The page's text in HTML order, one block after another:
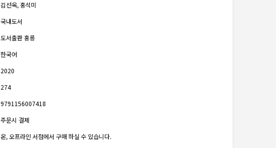
김선옥, 홍석미
국내도서
도서출판 홍릉
한국어
2020
274
9791156007418
주문시 결제
온, 오프라인 서점에서 구매 하실 수 있습니다.